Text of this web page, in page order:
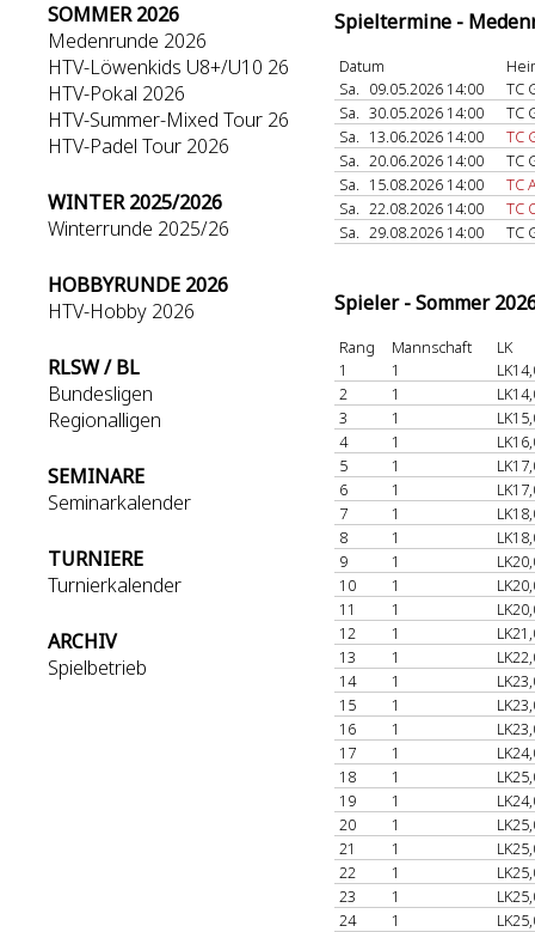
SOMMER 2026
Medenrunde 2026
HTV-Löwenkids U8+/U10 26
HTV-Pokal 2026
HTV-Summer-Mixed Tour 26
HTV-Padel Tour 2026
WINTER 2025/2026
Winterrunde 2025/26
HOBBYRUNDE 2026
HTV-Hobby 2026
RLSW / BL
Bundesligen
Regionalligen
SEMINARE
Seminarkalender
TURNIERE
Turnierkalender
ARCHIV
Spielbetrieb
Spieltermine -
Datum
Sa. 09.05.2026 14:00
TC
Sa. 30.05.2026 14:00
TC
Sa. 13.06.2026 14:00
TC
Sa. 20.06.2026 14:00
TC
Sa. 15.08.2026 14:00
TC
Sa. 22.08.2026 14:00
TC
Sa. 29.08.2026 14:00 TC
Spieler - Sommer
Rang Mannschaft
LK
1
1
2
1
3
1
4
1
5
1
6
1
7
1
8
1
9
1
10
1
11
1
12
1
13
1
14
1
15
1
16
1
17
1
18
1
19
1
20
1
21
1
22
1
23
1
24
1